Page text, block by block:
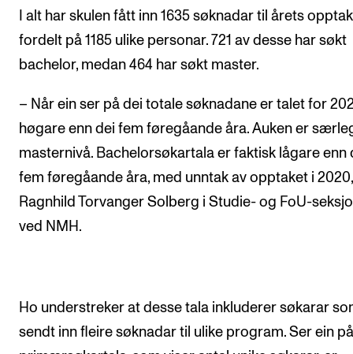
Hvem gjør hva i administrasjonen?
I alt har skulen fått inn 1635 søknadar til årets
fordelt på 1185 ulike personar. 721 av desse har søkt
bachelor, medan 464 har søkt master.
– Når ein ser på dei totale søknadane er talet for
høgare enn dei fem føregåande åra. Auken er
masternivå. Bachelorsøkartala er faktisk lågare enn
fem føregåande åra, med unntak av opptaket i
Ragnhild Torvanger Solberg i Studie- og FoU-
ved NMH.
Ho understreker at desse tala inkluderer søkarar
sendt inn fleire søknadar til ulike program. Ser ein på